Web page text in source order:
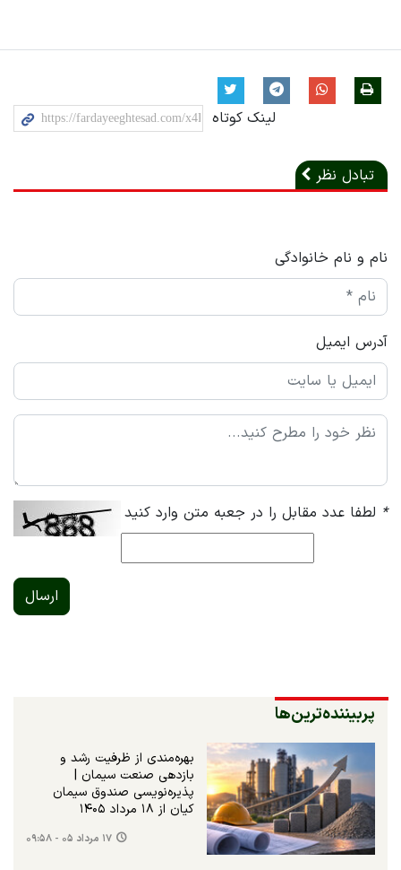
لینک کوتاه
تبادل نظر
نام و نام خانوادگی
آدرس ایمیل
* لطفا عدد مقابل را در جعبه متن وارد کنید
ارسال
پربیننده‌ترین‌ها
بهره‌مندی از ظرفیت رشد و
بازدهی صنعت سیمان |
پذیره‌نویسی صندوق سیمان
کیان از ۱۸ مرداد ۱۴۰۵
۱۷ مرداد ۰۵ - ۰۹:۵۸